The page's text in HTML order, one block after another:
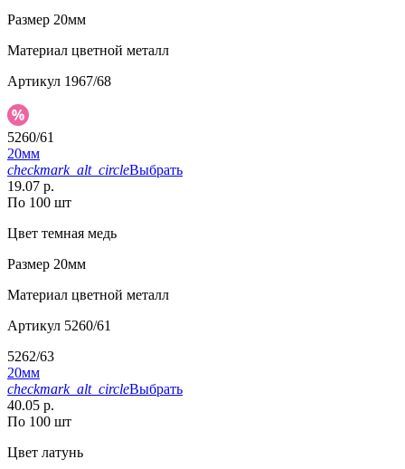
Размер 20мм
Материал цветной металл
Артикул 1967/68
5260/61
20мм
checkmark_alt_circleВыбрать
19.07 р.
По 100 шт
Цвет темная медь
Размер 20мм
Материал цветной металл
Артикул 5260/61
5262/63
20мм
checkmark_alt_circleВыбрать
40.05 р.
По 100 шт
Цвет латунь